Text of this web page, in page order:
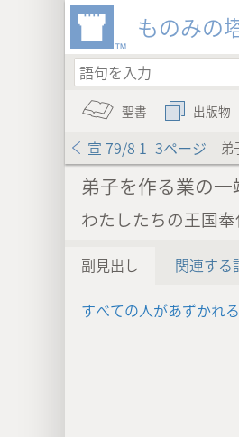
ものみの
聖書 出版物
宣 79/8 1–3ページ 弟
弟子を作る業の
わたしたちの王国奉
副見出し 関連する
すべての人があずかれる